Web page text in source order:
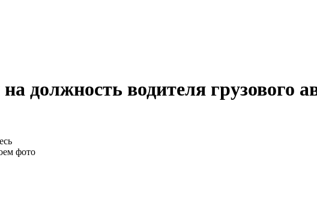
должность водителя грузового
фото